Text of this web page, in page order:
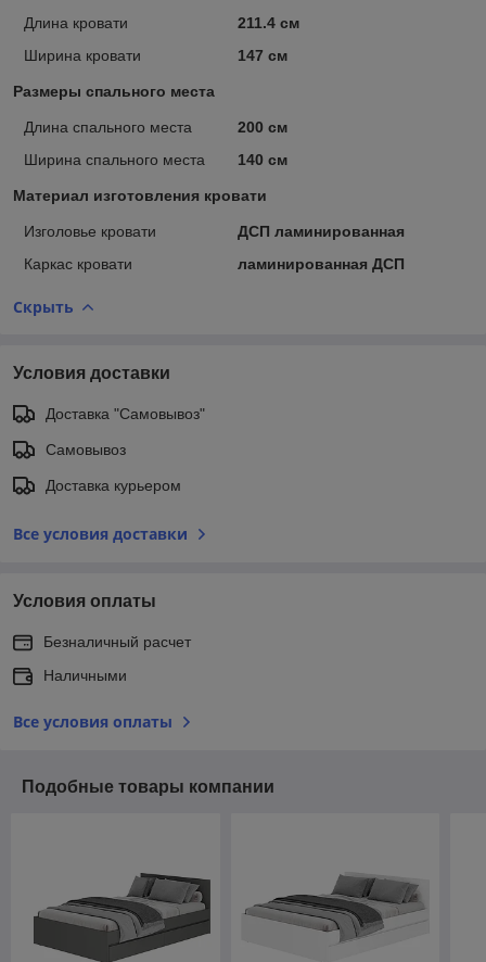
Длина кровати
211.4 см
Ширина кровати
147 см
Размеры спального места
Длина спального места
200 см
Ширина спального места
140 см
Материал изготовления кровати
Изголовье кровати
ДСП ламинированная
Каркас кровати
ламинированная ДСП
Скрыть
Условия доставки
Доставка "Самовывоз"
Самовывоз
Доставка курьером
Все условия доставки
Условия оплаты
Безналичный расчет
Наличными
Все условия оплаты
Подобные товары компании